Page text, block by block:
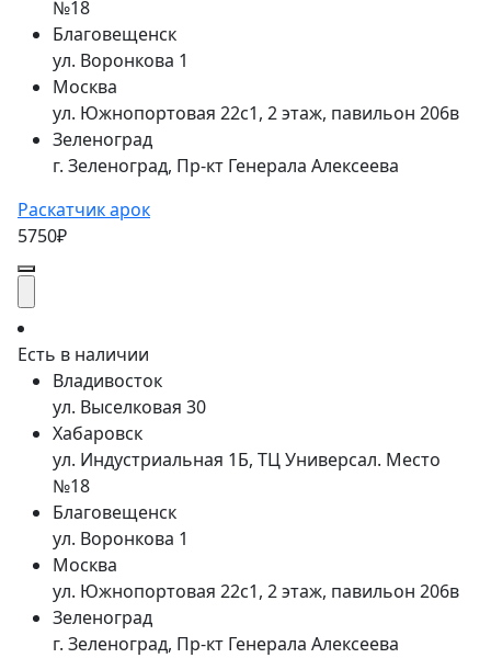
№18
Благовещенск
ул. Воронкова 1
Москва
ул. Южнопортовая 22с1, 2 этаж, павильон 206в
Зеленоград
г. Зеленоград, Пр-кт Генерала Алексеева
Раскатчик арок
5750₽
Есть в наличии
Владивосток
ул. Выселковая 30
Хабаровск
ул. Индустриальная 1Б, ТЦ Универсал. Место
№18
Благовещенск
ул. Воронкова 1
Москва
ул. Южнопортовая 22с1, 2 этаж, павильон 206в
Зеленоград
г. Зеленоград, Пр-кт Генерала Алексеева